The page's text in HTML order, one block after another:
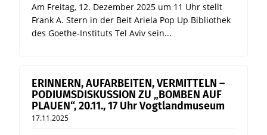
Am Freitag, 12. Dezember 2025 um 11 Uhr stellt
Frank A. Stern in der Beit Ariela Pop Up Bibliothek
des Goethe-Instituts Tel Aviv sein...
ERINNERN, AUFARBEITEN, VERMITTELN –
PODIUMSDISKUSSION ZU „BOMBEN AUF
PLAUEN“, 20.11., 17 Uhr Vogtlandmuseum
17.11.2025